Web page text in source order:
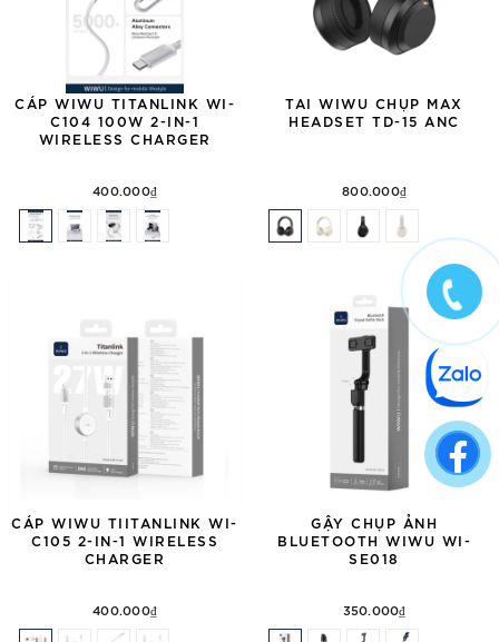
CÁP WIWU TITANLINK WI-
C104 100W 2-IN-1
WIRELESS CHARGER
400.000₫
TAI WIWU CHỤP MAX
HEADSET TD-15 ANC
800.000₫
CÁP WIWU TIITANLINK WI-
C105 2-IN-1 WIRELESS
CHARGER
400.000₫
GẬY CHỤP ẢNH
BLUETOOTH WIWU WI-
SE018
350.000₫